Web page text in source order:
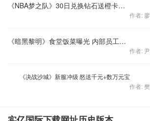
《NBA梦之队》30日兑换钻石送橙卡姚明
作者:
《暗黑黎明》食堂饭菜曝光 内部员工钟爱弓手职业
作者:
《决战沙城》新服冲级 怒送千元+数万元宝
作者: